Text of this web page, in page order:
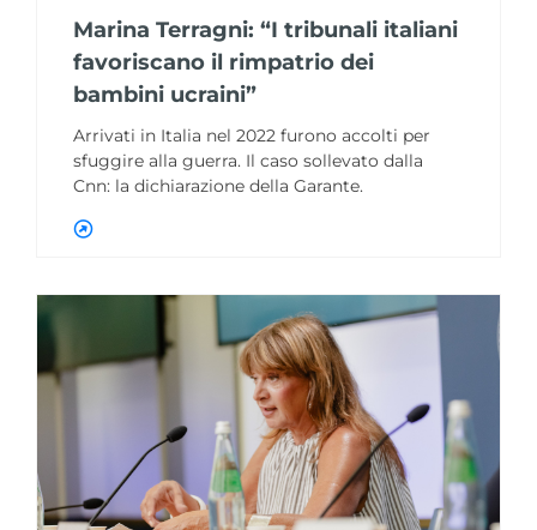
Marina Terragni: “I tribunali italiani
favoriscano il rimpatrio dei
bambini ucraini”
Arrivati in Italia nel 2022 furono accolti per
sfuggire alla guerra. Il caso sollevato dalla
Cnn: la dichiarazione della Garante.